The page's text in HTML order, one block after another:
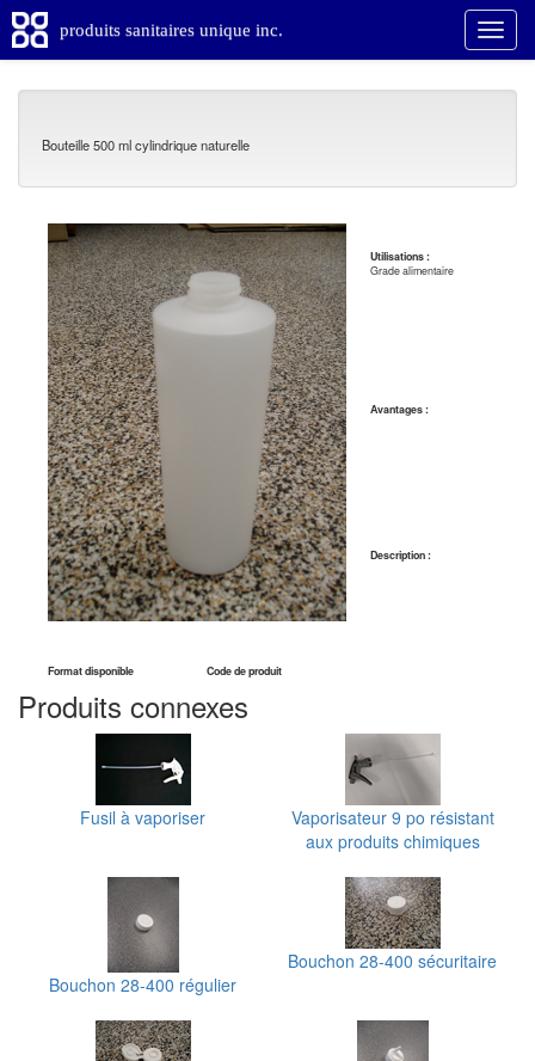
produits sanitaires unique inc.
Bouteille 500 ml cylindrique naturelle
Format disponible Code de produit
Utilisations :
Grade alimentaire
Avantages :
Description :
Produits connexes
Fusil à vaporiser
Vaporisateur 9 po résistant
aux produits chimiques
Bouchon 28-400 régulier
Bouchon 28-400 sécuritaire